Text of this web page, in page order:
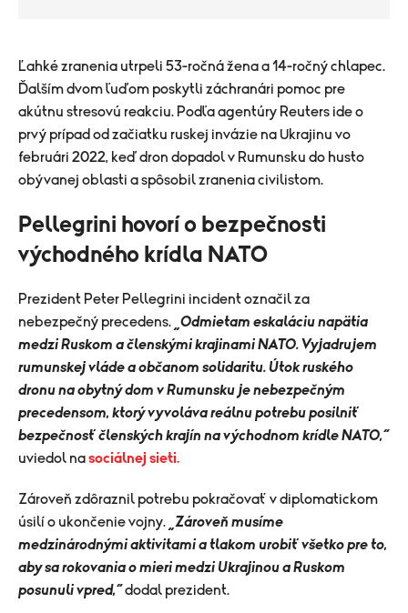
​Ľahké zranenia utrpeli 53-ročná žena a 14-ročný chlapec.
Ďalším dvom ľuďom poskytli záchranári pomoc pre
akútnu stresovú reakciu. Podľa agentúry Reuters ide o
prvý prípad od začiatku ruskej invázie na Ukrajinu vo
februári 2022, keď dron dopadol v Rumunsku do husto
obývanej oblasti a spôsobil zranenia civilistom.
Pellegrini hovorí o bezpečnosti
východného krídla NATO
Prezident Peter Pellegrini incident označil za
nebezpečný precedens.
„Odmietam eskaláciu napätia
medzi Ruskom a členskými krajinami NATO. Vyjadrujem
rumunskej vláde a občanom solidaritu. Útok ruského
dronu na obytný dom v Rumunsku je nebezpečným
precedensom, ktorý vyvoláva reálnu potrebu posilniť
bezpečnosť členských krajín na východnom krídle NATO,“
uviedol nasociálnej sieti.
Zároveň zdôraznil potrebu pokračovať v diplomatickom
úsilí o ukončenie vojny. „Zároveň musíme
medzinárodnými aktivitami a tlakom urobiť všetko pre to,
aby sa rokovania o mieri medzi Ukrajinou a Ruskom
posunuli vpred,“dodal prezident.